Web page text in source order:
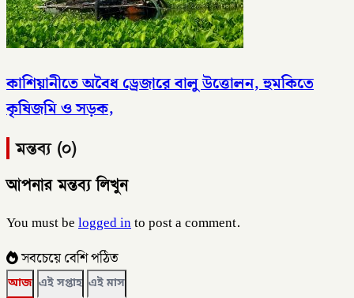
কাশিয়ানীতে অবৈধ ড্রেজারে বালু উত্তোলন, হুমকিতে
কৃষিজমি ও সড়ক,
মন্তব্য (০)
আপনার মন্তব্য লিখুন
You must belogged into post a comment.
সবচেয়ে বেশি পঠিত
আজ এই সপ্তাহ এই মাস